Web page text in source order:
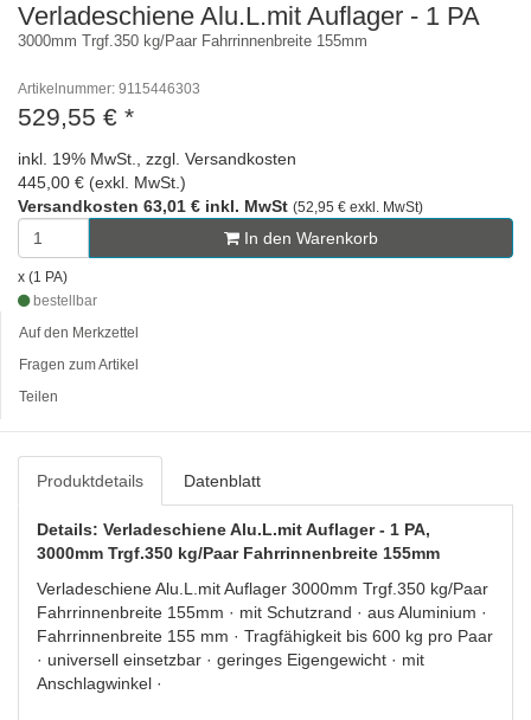
Verladeschiene Alu.L.mit Auflager - 1 PA
3000mm Trgf.350 kg/Paar Fahrrinnenbreite 155mm
Artikelnummer: 9115446303
529,55 € *
inkl. 19% MwSt., zzgl. Versandkosten
445,00 € (exkl. MwSt.)
Versandkosten 63,01 € inkl. MwSt (52,95 € exkl. MwSt)
In den Warenkorb
x (1 PA)
bestellbar
Auf den Merkzettel
Fragen zum Artikel
Teilen
Produktdetails Datenblatt
Details: Verladeschiene Alu.L.mit Auflager - 1 PA,
3000mm Trgf.350 kg/Paar Fahrrinnenbreite 155mm
Verladeschiene Alu.L.mit Auflager 3000mm Trgf.350 kg/Paar
Fahrrinnenbreite 155mm · mit Schutzrand · aus Aluminium ·
Fahrrinnenbreite 155 mm · Tragfähigkeit bis 600 kg pro Paar
· universell einsetzbar · geringes Eigengewicht · mit
Anschlagwinkel ·